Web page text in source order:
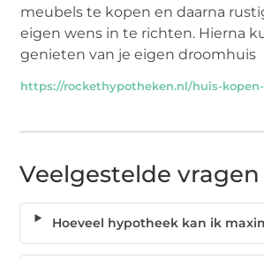
meubels te kopen en daarna
eigen wens in te richten. Hierna
genieten van je eigen droomhuis
https://rockethypotheken.nl/huis-
Veelgestelde vragen
Hoeveel hypotheek kan ik